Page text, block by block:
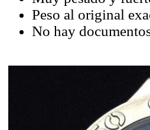
Peso al original
No hay